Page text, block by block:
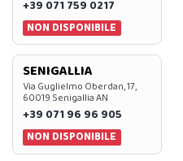
+39 071 759 0217
NON DISPONIBILE
SENIGALLIA
Via Guglielmo Oberdan, 17,
60019 Senigallia AN
+39 071 96 96 905
NON DISPONIBILE